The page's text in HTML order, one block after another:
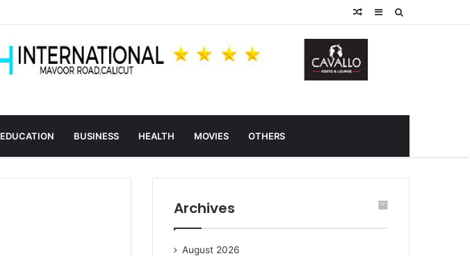
Sidebar
Random
EDUCATION BUSINESS HEALTH MOVIES OTHERS
Archives
August 2026